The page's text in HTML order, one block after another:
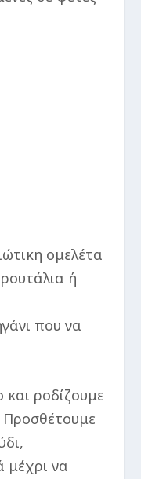
ομελέτα
ή
που να
και ροδίζουμε
Προσθέτουμε
μέχρι να